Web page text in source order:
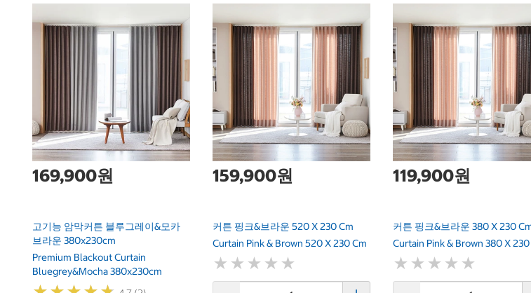
169,900원
고기능 암막커튼 블루그레이&모카
브라운 380x230cm
Premium Blackout Curtain
Bluegrey&Mocha 380x230cm
159,900원
커튼 핑크&브라운 520 X 230 Cm
Curtain Pink & Brown 520 X 230 Cm
★ ★ ★ ★ ★
★ ★ ★ ★ ★
119,900원
커튼 핑크&브라운 380 X 230
Curtain Pink & Brown 380 X 230
★ ★ ★ ★ ★
★ ★ ★ ★ ★